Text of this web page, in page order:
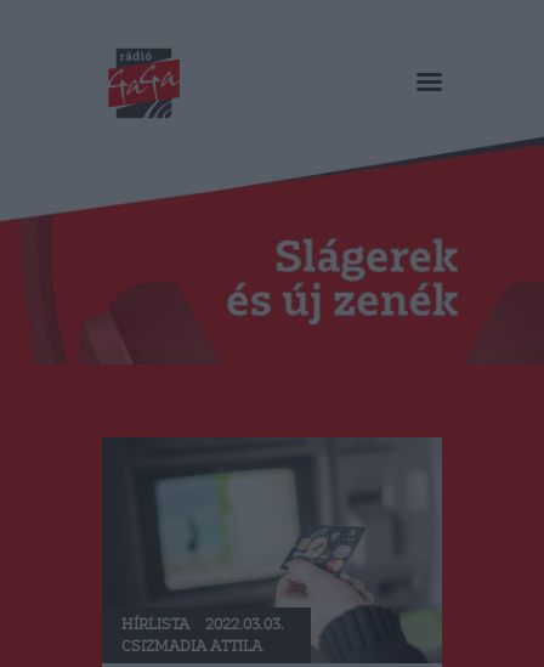
RÁDIÓ GAGA
Műsorok
Duma Duba
Podcast és videók
Stáb
HÍRLISTA
2022.03.03.
CSIZMADIA ATTILA